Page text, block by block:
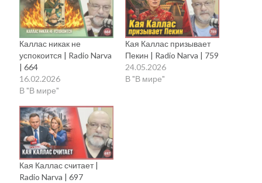
Каллас никак не
успокоится | Radio Narva
| 664
16.02.2026
В "В мире"
Кая Каллас призывает
Пекин | Radio Narva | 759
24.05.2026
В "В мире"
Кая Каллас считает |
Radio Narva | 697